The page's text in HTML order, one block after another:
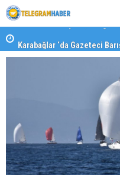
Karabağlar ‘da Gazeteci